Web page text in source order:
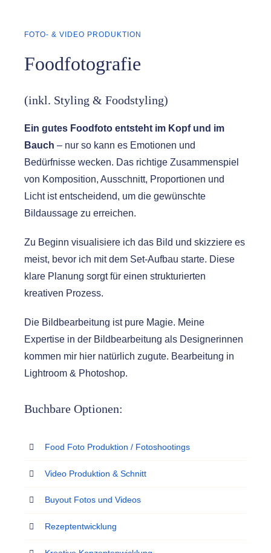
FOTO- & VIDEO PRODUKTION
Foodfotografie
(inkl. Styling & Foodstyling)
Ein gutes Foodfoto entsteht im Kopf und im
Bauch – nur so kann es Emotionen und
Bedürfnisse wecken. Das richtige Zusammenspiel
von Komposition, Ausschnitt, Proportionen und
Licht ist entscheidend, um die gewünschte
Bildaussage zu erreichen.
Zu Beginn visualisiere ich das Bild und skizziere es
meist, bevor ich mit dem Set-Aufbau starte. Diese
klare Planung sorgt für einen strukturierten
kreativen Prozess.
Die Bildbearbeitung ist pure Magie. Meine
Expertise in der Bildbearbeitung als Designerinnen
kommen mir hier natürlich zugute. Bearbeitung in
Lightroom & Photoshop.
Buchbare Optionen:
Food Foto Produktion / Fotoshootings
Video Produktion & Schnitt
Buyout Fotos und Videos
Rezeptentwicklung